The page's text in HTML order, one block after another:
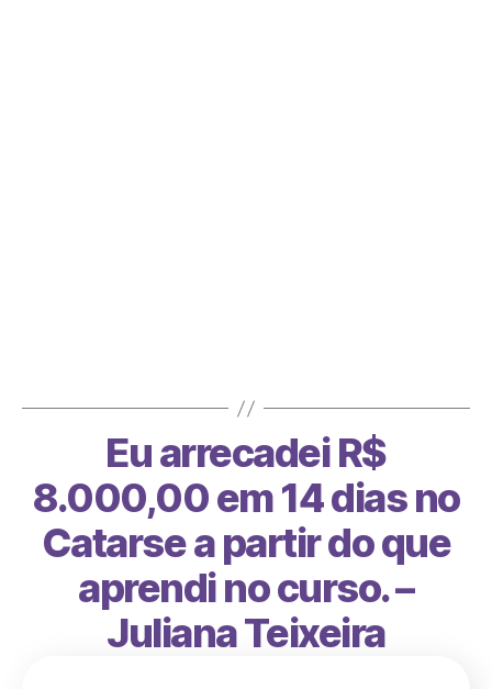
Eu arrecadei R$
8.000,00 em 14 dias no
Catarse a partir do que
aprendi no curso. –
Juliana Teixeira